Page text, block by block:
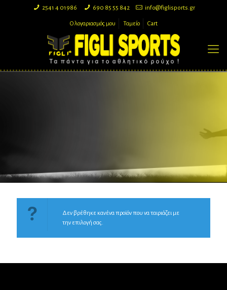
2541 4 01986 690 85 55 842 info@figlisports.gr
Ο λογαριασμός μου Ταμείο Cart
Δεν βρέθηκε κανένα προϊόν που να ταιριάζει με
την επιλογή σας.